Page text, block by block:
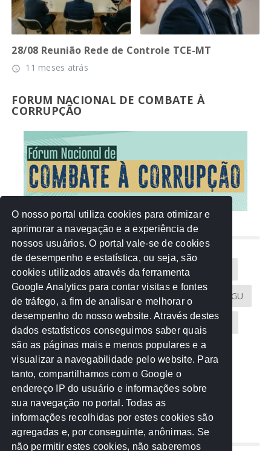
28/08 Reunião Rede de Controle TCE-MT
access_time 11 meses atrás
FORUM NACIONAL DE COMBATE À
CORRUPÇÃO
NUVEM DE TAGS
Acontece na Rede AGU AMM
Atricon Audicom CAU-MT CGU
CREA-MT Eventos MPC-MT MPE-MT
MPF Notícias PF PGE-MT PGR
Receita Federal Sem categoria
TCE-MT TCU TRE
REDE NOS ESTADOS
O nosso portal utiliza cookies para otimizar e
aprimorar a navegação e a experiência de
nossos usuários. O portal vale-se de cookies
de desempenho e estatística, ou seja, são
cookies utilizados através da ferramenta
Google Analytics para contar visitas e fontes
de tráfego, a fim de analisar e melhorar o
desempenho do nosso website. Através destes
dados estatísticos conseguimos saber quais
são as páginas mais e menos populares e a
visualizar a navegabilidade pelo website. Para
tanto, compartilhamos com o Google o
endereço IP do usuário e informações sobre
sua navegação no portal. Todas as
informações recolhidas por estes cookies são
agregadas e, por conseguinte, anônimas. Se
não permitir estes cookies, não saberemos